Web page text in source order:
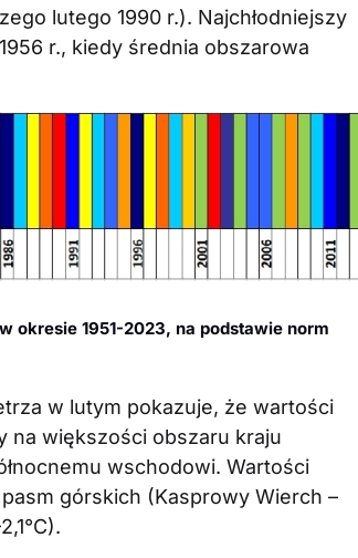
lutego 1990 r.). Najchłodniejszy
r., kiedy średnia obszarowa
1951-2023, na podstawie norm
w lutym pokazuje, że wartości
na większości obszaru kraju
wschodowi. Wartości
górskich (Kasprowy Wierch –